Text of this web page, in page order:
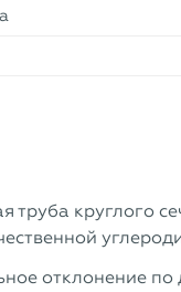
труба круглого
отклонение